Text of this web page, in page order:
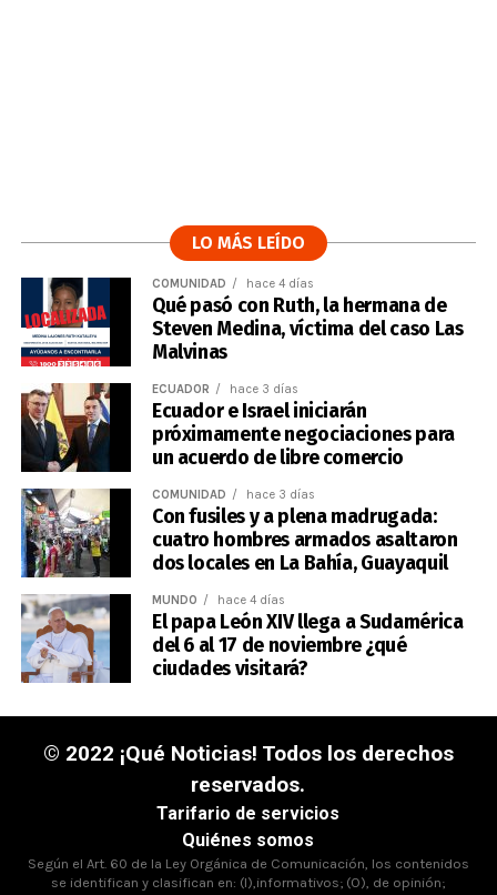
LO MÁS LEÍDO
COMUNIDAD hace 4 días
Qué pasó con Ruth, la hermana de
Steven Medina, víctima del caso Las
Malvinas
ECUADOR hace 3 días
Ecuador e Israel iniciarán
próximamente negociaciones para
un acuerdo de libre comercio
COMUNIDAD hace 3 días
Con fusiles y a plena madrugada:
cuatro hombres armados asaltaron
dos locales en La Bahía, Guayaquil
MUNDO hace 4 días
El papa León XIV llega a Sudamérica
del 6 al 17 de noviembre ¿qué
ciudades visitará?
© 2022 ¡Qué Noticias! Todos los derechos
reservados.
Tarifario de servicios
Quiénes somos
Según el Art. 60 de la Ley Orgánica de Comunicación, los contenidos
se identifican y clasifican en: (I),informativos; (O), de opinión;